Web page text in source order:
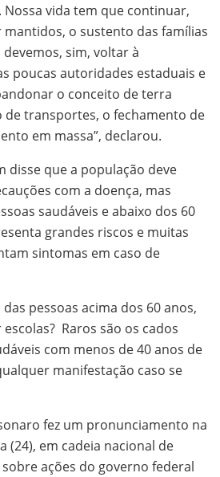
vida tem que continuar,
o sustento das famílias
sim, voltar à
poucas autoridades estaduais e
o conceito de terra
de transportes, o fechamento de
em massa”, declarou.
disse que a população deve
com a doença, mas
saudáveis e abaixo dos 60
grandes riscos e muitas
sintomas em caso de
pessoas acima dos 60 anos,
Raros são os cados
com menos de 40 anos de
manifestação caso se
fez um pronunciamento na
(24), em cadeia nacional de
ações do governo federal